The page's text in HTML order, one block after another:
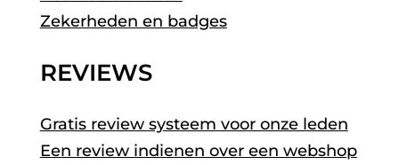
Zekerheden en badges
REVIEWS
Gratis review systeem voor onze leden
Een review indienen over een webshop